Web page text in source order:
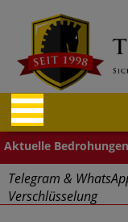
Telegram &
Verschlüsselung